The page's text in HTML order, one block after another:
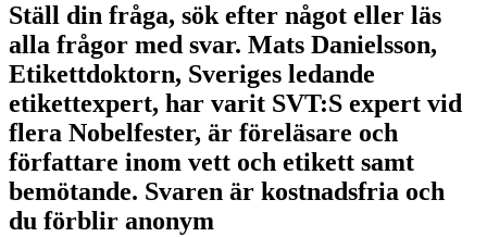
Ställ din fråga, sök efter något eller läs
alla frågor med svar. Mats Danielsson,
Etikettdoktorn, Sveriges ledande
etikettexpert, har varit SVT:S expert vid
flera Nobelfester, är föreläsare och
författare inom vett och etikett samt
bemötande. Svaren är kostnadsfria och
du förblir anonym